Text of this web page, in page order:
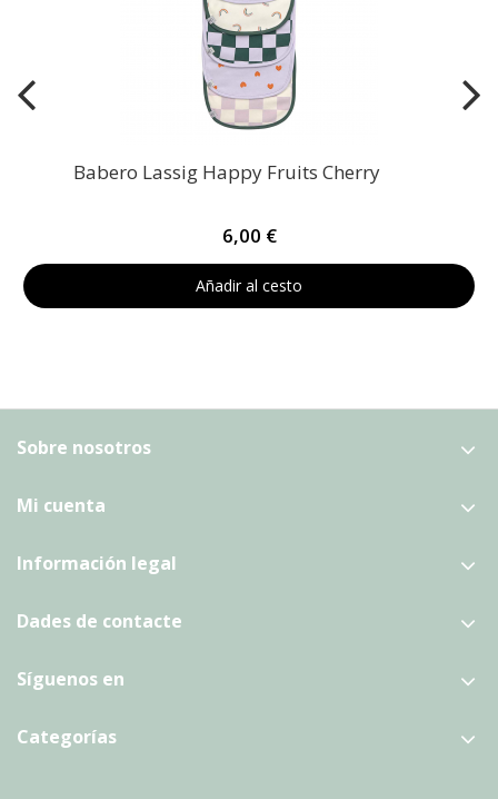
Babero Lassig Happy Fruits Cherry
6,00 €
Añadir al cesto
Sobre nosotros
Mi cuenta
Información legal
Dades de contacte
Síguenos en
Categorías